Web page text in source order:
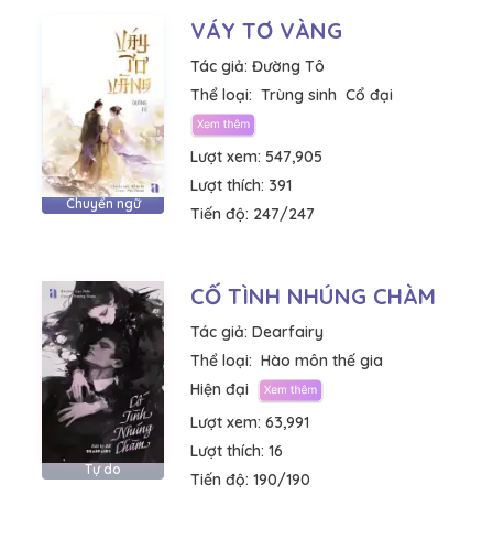
Chuyển ngữ
VÁY TƠ VÀNG
Tác giả: Đường Tô
Thể loại: Trùng sinh Cổ đại
Lượt xem: 547,905
Lượt thích: 391
Tiến độ: 247/247
Tự do
CỐ TÌNH NHÚNG CHÀM
Tác giả: Dearfairy
Thể loại: Hào môn thế gia
Hiện đại
Lượt xem: 63,991
Lượt thích: 16
Tiến độ: 190/190